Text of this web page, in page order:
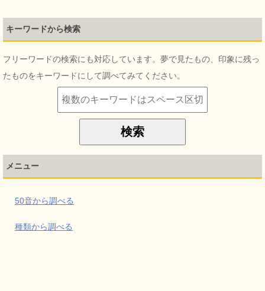
キーワードから検索
フリーワードの検索にも対応しています。夢で見たもの、印象に残っ
たものをキーワードにして調べてみてください。
メニュー
50音から調べる
種類から調べる